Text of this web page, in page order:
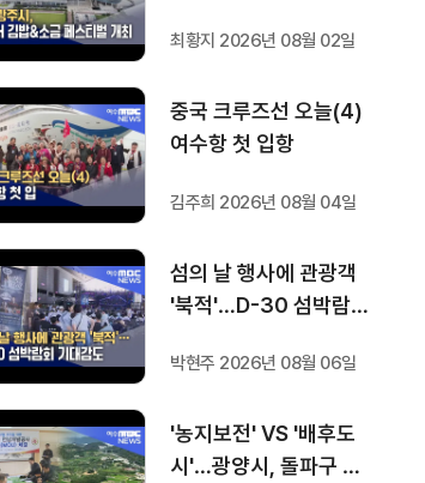
최황지 2026년 08월 02일
중국 크루즈선 오늘(4)
여수항 첫 입항
김주희 2026년 08월 04일
섬의 날 행사에 관광객
'북적'…D-30 섬박람회
박현주 2026년 08월 06일
'농지보전' VS '배후도
시'…광양시, 돌파구 찾